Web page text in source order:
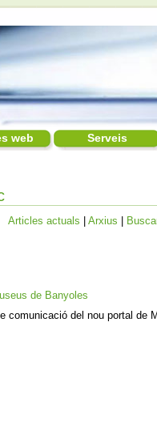
web Serveis
Articles actuals Arxius
de Banyoles
comunicació del nou portal de